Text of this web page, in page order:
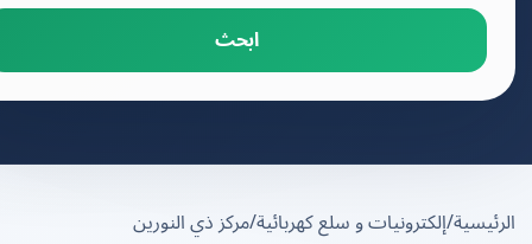
ابحث
/إلكترونيات و سلع كهربائية/مركز ذي النورين